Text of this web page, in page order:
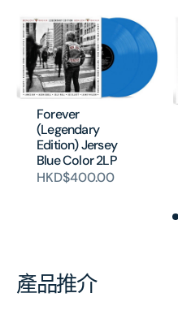
Forever
(Legendary
Edition) Jersey
Blue Color 2LP
HKD$400.00
產品推介